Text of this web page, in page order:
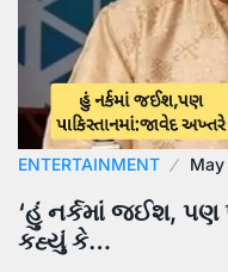
ENTERTAINMENT
‘હું નર્કમાં જઈશ, પણ
કહ્યું કે…